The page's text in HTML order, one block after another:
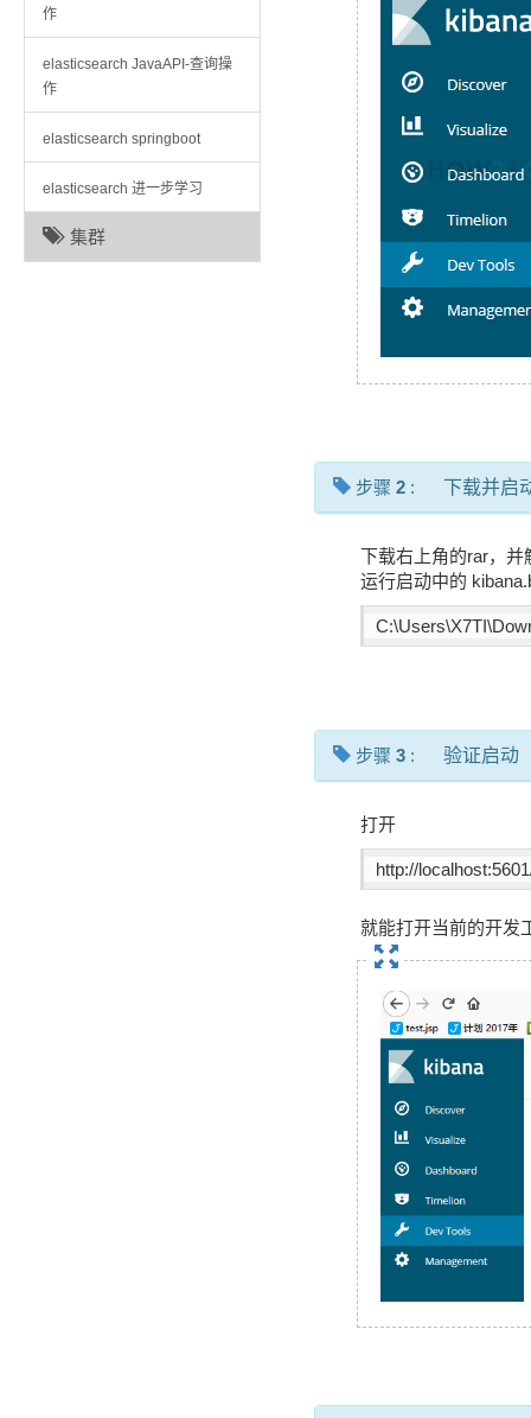
作
elasticsearch JavaAPI-查询操
作
elasticsearch springboot
elasticsearch 进一步学习
集群
步骤 2 : 下载并启
下载右上角的rar，并
运行启动中的
步骤 3 : 验证启动
打开
http://
就能打开当前的开发